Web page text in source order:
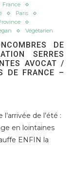
France
Paris
Végétarien
DE
SERRES
AVOCAT /
DE FRANCE –
de l’été :
en lointaines
ENFIN la